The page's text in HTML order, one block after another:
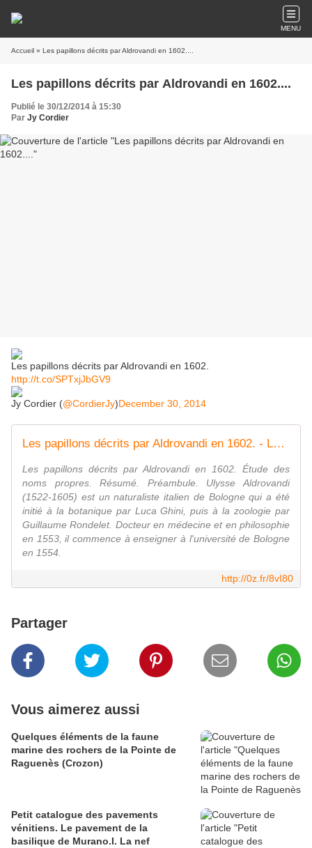
MENU
Accueil » Les papillons décrits par Aldrovandi en 1602....
Les papillons décrits par Aldrovandi en 1602....
Publié le 30/12/2014 à 15:30
Par Jy Cordier
Les papillons décrits par Aldrovandi en 1602.
http://t.co/SPTxjJbGV9
Jy Cordier (@CordierJy)December 30, 2014
Les papillons décrits par Aldrovandi en 1602. - Le blog de jean-yves cordier
Les papillons décrits par Aldrovandi en 1602. Étude des
noms propres. Résumé. Préambule. Ulysse Aldrovandi
(1522-1605) est un naturaliste italien de Bologne qui a été
initié à la botanique par Luca Ghini, puis à la zoologie par
Guillaume Rondelet. Docteur en médecine et en philosophie
en 1553, il commence à enseigner à l'université de Bologne
en 1554.
http://0z.fr/8vI80
Partager
Vous aimerez aussi
Quelques éléments de la faune
marine des rochers de la Pointe de
Raguenès (Crozon)
Petit catalogue des pavements
vénitiens. Le pavement de la
basilique de Murano.I. La nef